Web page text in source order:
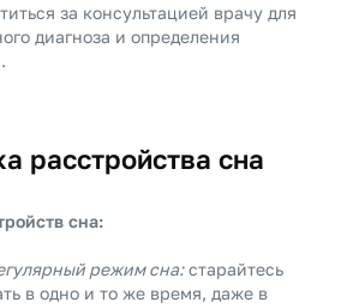
за консультацией врачу для
диагноза и определения
расстройства сна
сна:
режим сна:старайтесь
в одно и то же время, даже в